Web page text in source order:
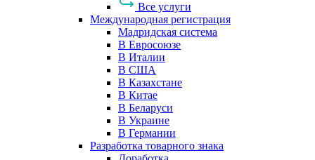
Все услуги
Международная регистрация
Мадридская система
В Евросоюзе
В Италии
В США
В Казахстане
В Китае
В Беларуси
В Украине
В Германии
Разработка товарного знака